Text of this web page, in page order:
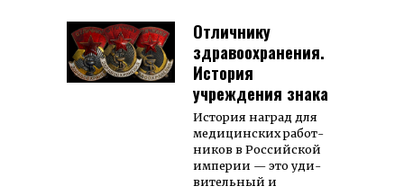
Отличнику
здравоохранения.
История
учреждения знака
Исто­рия наг­рад для
ме­ди­цин­ских ра­бот­
ни­ков в Рос­сий­ской
им­пе­рии — это уди­­
витель­ный и